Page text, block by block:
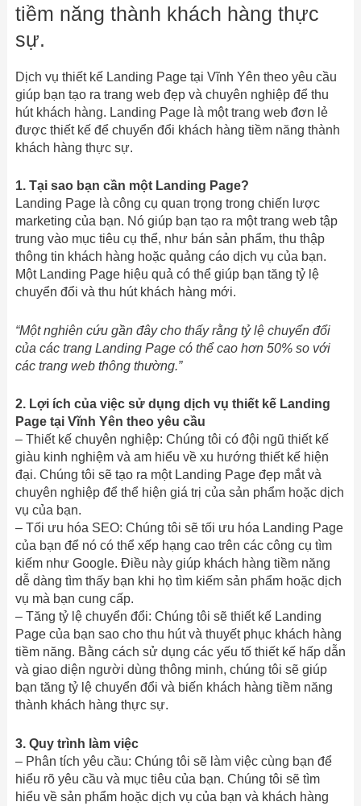
tiềm năng thành khách hàng thực
sự.
Dịch vụ thiết kế Landing Page tại Vĩnh Yên theo yêu cầu
giúp bạn tạo ra trang web đẹp và chuyên nghiệp để thu
hút khách hàng. Landing Page là một trang web đơn lẻ
được thiết kế để chuyển đổi khách hàng tiềm năng thành
khách hàng thực sự.
1. Tại sao bạn cần một Landing Page?
Landing Page là công cụ quan trọng trong chiến lược
marketing của bạn. Nó giúp bạn tạo ra một trang web tập
trung vào mục tiêu cụ thể, như bán sản phẩm, thu thập
thông tin khách hàng hoặc quảng cáo dịch vụ của bạn.
Một Landing Page hiệu quả có thể giúp bạn tăng tỷ lệ
chuyển đổi và thu hút khách hàng mới.
“Một nghiên cứu gần đây cho thấy rằng tỷ lệ chuyển đổi
của các trang Landing Page có thể cao hơn 50% so với
các trang web thông thường.”
2. Lợi ích của việc sử dụng dịch vụ thiết kế Landing
Page tại Vĩnh Yên theo yêu cầu
– Thiết kế chuyên nghiệp: Chúng tôi có đội ngũ thiết kế
giàu kinh nghiệm và am hiểu về xu hướng thiết kế hiện
đại. Chúng tôi sẽ tạo ra một Landing Page đẹp mắt và
chuyên nghiệp để thể hiện giá trị của sản phẩm hoặc dịch
vụ của bạn.
– Tối ưu hóa SEO: Chúng tôi sẽ tối ưu hóa Landing Page
của bạn để nó có thể xếp hạng cao trên các công cụ tìm
kiếm như Google. Điều này giúp khách hàng tiềm năng
dễ dàng tìm thấy bạn khi họ tìm kiếm sản phẩm hoặc dịch
vụ mà bạn cung cấp.
– Tăng tỷ lệ chuyển đổi: Chúng tôi sẽ thiết kế Landing
Page của bạn sao cho thu hút và thuyết phục khách hàng
tiềm năng. Bằng cách sử dụng các yếu tố thiết kế hấp dẫn
và giao diện người dùng thông minh, chúng tôi sẽ giúp
bạn tăng tỷ lệ chuyển đổi và biến khách hàng tiềm năng
thành khách hàng thực sự.
3. Quy trình làm việc
– Phân tích yêu cầu: Chúng tôi sẽ làm việc cùng bạn để
hiểu rõ yêu cầu và mục tiêu của bạn. Chúng tôi sẽ tìm
hiểu về sản phẩm hoặc dịch vụ của bạn và khách hàng